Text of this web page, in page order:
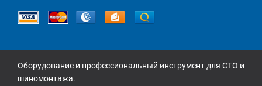
Оборудование и профессиональный инструмент для СТО и
шиномонтажа.